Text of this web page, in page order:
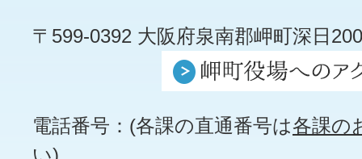
〒599-0392 大阪府泉南郡岬町深日
電話番号：(各課の直通番号は各課の
い)